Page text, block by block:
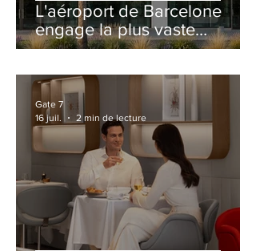
L'aéroport de Barcelone
engage la plus vaste
rénovation de son Terminal
Gate 7
16 juil.
2 min de lecture